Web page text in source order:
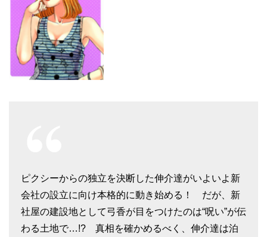
ピクシーからの独立を決断した伸介達がいよいよ新
会社の設立に向け本格的に動き始める！ だが、新
社屋の建設地として弓香が目をつけたのは“呪い”が伝
わる土地で…!? 真相を確かめるべく、伸介達は泊